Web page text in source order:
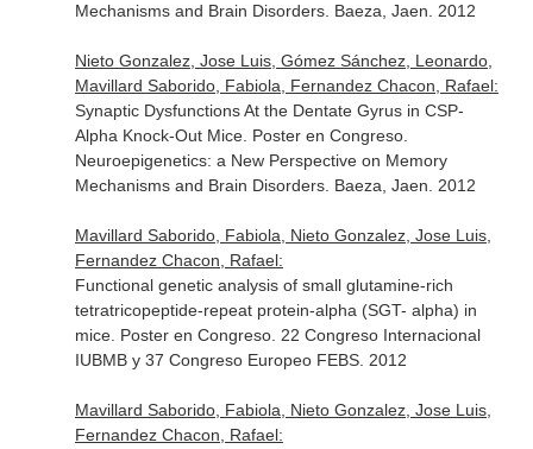
Mechanisms and Brain Disorders. Baeza, Jaen. 2012
Nieto Gonzalez, Jose Luis, Gómez Sánchez, Leonardo,
Mavillard Saborido, Fabiola, Fernandez Chacon, Rafael:
Synaptic Dysfunctions At the Dentate Gyrus in CSP-
Alpha Knock-Out Mice. Poster en Congreso.
Neuroepigenetics: a New Perspective on Memory
Mechanisms and Brain Disorders. Baeza, Jaen. 2012
Mavillard Saborido, Fabiola, Nieto Gonzalez, Jose Luis,
Fernandez Chacon, Rafael:
Functional genetic analysis of small glutamine-rich
tetratricopeptide-repeat protein-alpha (SGT- alpha) in
mice. Poster en Congreso. 22 Congreso Internacional
IUBMB y 37 Congreso Europeo FEBS. 2012
Mavillard Saborido, Fabiola, Nieto Gonzalez, Jose Luis,
Fernandez Chacon, Rafael: